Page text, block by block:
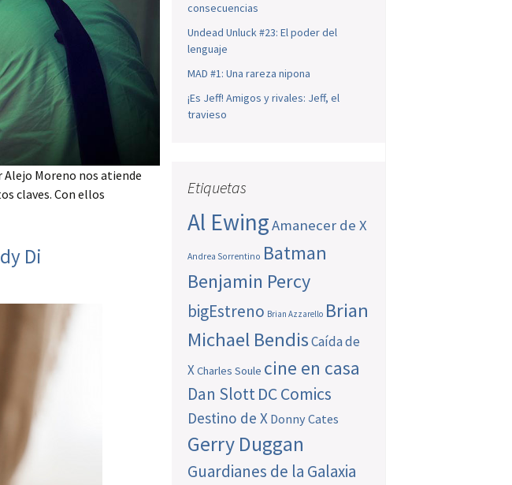
Moreno nos atiende
claves. Con ellos
Di
consecuencias
Undead Unluck #23: El poder del
lenguaje
MAD #1: Una rareza nipona
¡Es Jeff! Amigos y rivales: Jeff, el
travieso
Etiquetas
Al EwingAmanecer de X
Andrea Sorrentino Batman
Benjamin Percy
bigEstreno Brian Azzarello Brian
Michael BendisCaída de
XCharles Soule cine en casa
Dan SlottDC Comics
Destino de X Donny Cates
Gerry Duggan
Guardianes de la Galaxia